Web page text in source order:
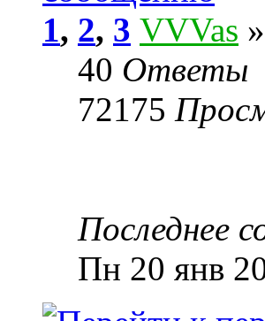
1, 2, 3 VVVas
40 Ответы
72175
Последнее
Пн 20 янв